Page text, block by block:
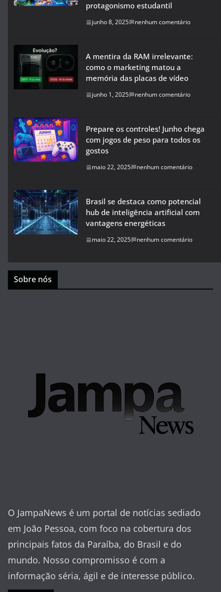
protagonismo estudantil
junho 8, 2025 nenhum comentário
A mentira da RAM irrelevante:
como o marketing matou a
memória das placas de vídeo
junho 1, 2025 nenhum comentário
Prepare os controles! Junho chega
com jogos de peso para todos os
gostos
maio 22, 2025 nenhum comentário
Brasil se destaca como potencial
hub de inteligência artificial com
vantagens energéticas
maio 22, 2025 nenhum comentário
Sobre nós
O JampaNews é um portal de notícias sediado
em João Pessoa, com foco na cobertura dos
principais fatos da Paraíba, do Brasil e do
mundo. Nosso compromisso é com a
informação séria, ágil e de interesse público.